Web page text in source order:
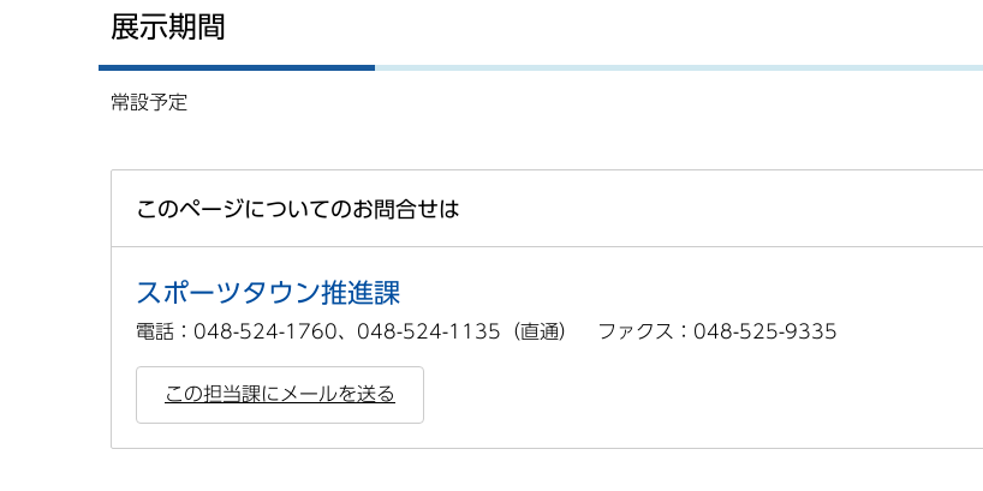
展示期間
常設予定
このページについてのお問合せは
スポーツタウン推進課
電話：048-524-1760、048-524-1135（直通） ファクス：048-525-9335
この担当課にメールを送る